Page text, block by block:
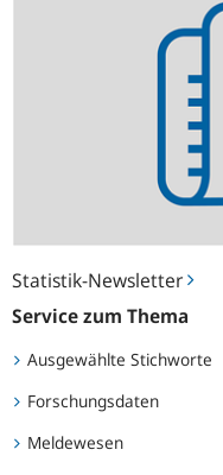
Statistik-Newsletter
Service zum Thema
Ausgewählte Stichworte
Forschungsdaten
Meldewesen